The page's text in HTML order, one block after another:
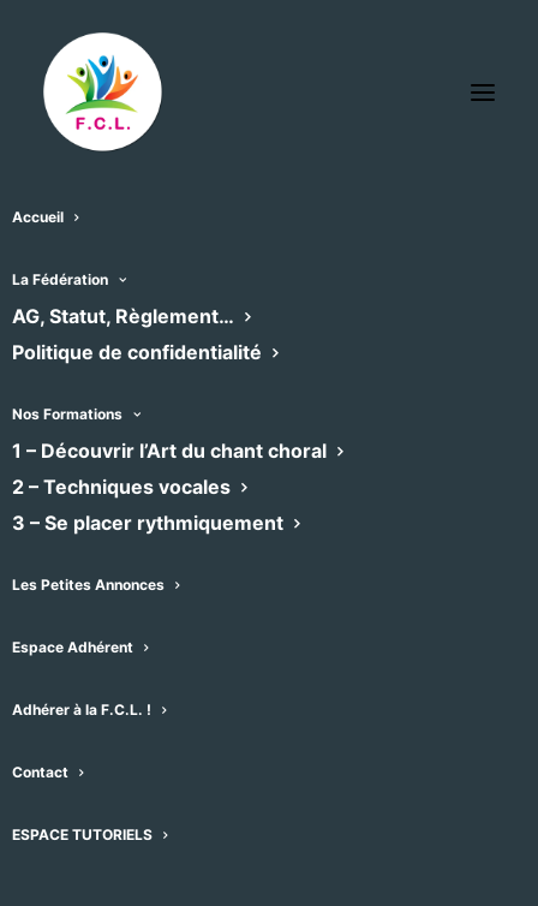
Accueil
La Fédération
AG, Statut, Règlement…
Politique de confidentialité
Nos Formations
1 – Découvrir l’Art du chant choral
2 – Techniques vocales
3 – Se placer rythmiquement
Les Petites Annonces
Espace Adhérent
Adhérer à la F.C.L. !
Contact
ESPACE TUTORIELS
Le Madrigal de Nîmes
Classique, Contemporain, Baroque
43 Rue du Moulin, 30540 Milhaud, France
Message
Le Madrigal de Nîmes